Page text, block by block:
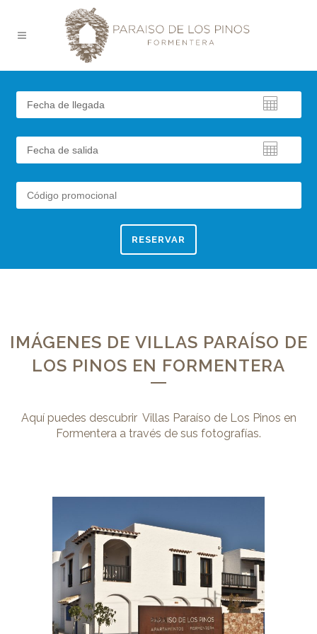
RESERVAR
IMÁGENES DE VILLAS PARAÍSO DE
LOS PINOS EN FORMENTERA
Aquí puedes descubrir Villas Paraíso de Los Pinos en
Formentera a través de sus fotografías.